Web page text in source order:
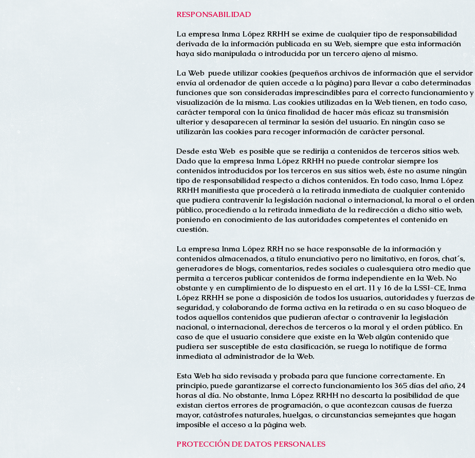
RESPONSABILIDAD
La empresa Inma López RRHH se exime de cualquier tipo de responsabilidad
derivada de la información publicada en su Web, siempre que esta información
haya sido manipulada o introducida por un tercero ajeno al mismo.
La Web puede utilizar cookies (pequeños archivos de información que el servidor
envía al ordenador de quien accede a la página) para llevar a cabo determinadas
funciones que son consideradas imprescindibles para el correcto funcionamiento y
visualización de la misma. Las cookies utilizadas en la Web tienen, en todo caso,
carácter temporal con la única finalidad de hacer más eficaz su transmisión
ulterior y desaparecen al terminar la sesión del usuario. En ningún caso se
utilizarán las cookies para recoger información de carácter personal.
Desde esta Web es posible que se redirija a contenidos de terceros sitios web.
Dado que la empresa Inma López RRHH no puede controlar siempre los
contenidos introducidos por los terceros en sus sitios web, éste no asume ningún
tipo de responsabilidad respecto a dichos contenidos. En todo caso, Inma López
RRHH manifiesta que procederá a la retirada inmediata de cualquier contenido
que pudiera contravenir la legislación nacional o internacional, la moral o el orden
público, procediendo a la retirada inmediata de la redirección a dicho sitio web,
poniendo en conocimiento de las autoridades competentes el contenido en
cuestión.
La empresa Inma López RRH no se hace responsable de la información y
contenidos almacenados, a título enunciativo pero no limitativo, en foros, chat´s,
generadores de blogs, comentarios, redes sociales o cualesquiera otro medio que
permita a terceros publicar contenidos de forma independiente en la Web. No
obstante y en cumplimiento de lo dispuesto en el art. 11 y 16 de la LSSI-CE, Inma
López RRHH se pone a disposición de todos los usuarios, autoridades y fuerzas de
seguridad, y colaborando de forma activa en la retirada o en su caso bloqueo de
todos aquellos contenidos que pudieran afectar o contravenir la legislación
nacional, o internacional, derechos de terceros o la moral y el orden público. En
caso de que el usuario considere que existe en la Web algún contenido que
pudiera ser susceptible de esta clasificación, se ruega lo notifique de forma
inmediata al administrador de la Web.
Esta Web ha sido revisada y probada para que funcione correctamente. En
principio, puede garantizarse el correcto funcionamiento los 365 días del año, 24
horas al día. No obstante, Inma López RRHH no descarta la posibilidad de que
existan ciertos errores de programación, o que acontezcan causas de fuerza
mayor, catástrofes naturales, huelgas, o circunstancias semejantes que hagan
imposible el acceso a la página web.
PROTECCIÓN DE DATOS PERSONALES